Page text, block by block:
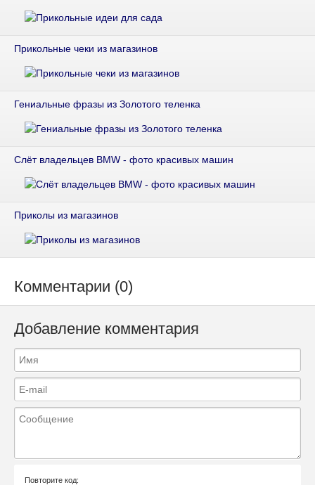
Прикольные чеки из магазинов
Гениальные фразы из Золотого теленка
Слёт владельцев BMW - фото красивых машин
Приколы из магазинов
Комментарии (0)
Добавление комментария
Повторите код: